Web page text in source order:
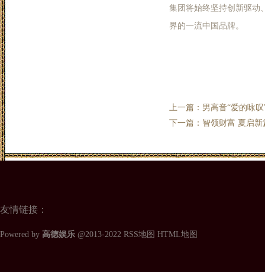
集团将始终坚持创新驱动
界的一流中国品牌。
上一篇： 男高音“爱的咏
下一篇： 智领财富 夏启
友情链接：
Powered by 高德娱乐 @2013-2022 RSS地图 HTML地图